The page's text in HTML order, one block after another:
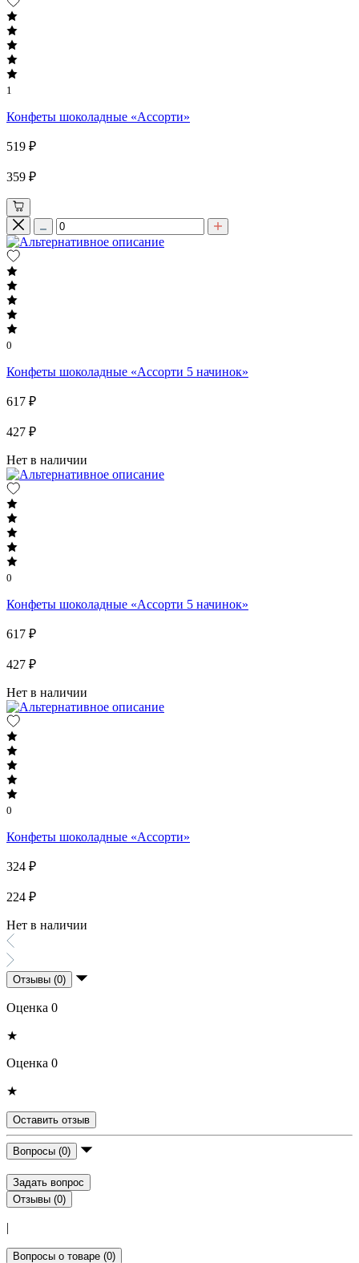
1
Конфеты шоколадные «Ассорти»
519 ₽
359 ₽
0
Конфеты шоколадные «Ассорти 5 начинок»
617 ₽
427 ₽
Нет в наличии
0
Конфеты шоколадные «Ассорти 5 начинок»
617 ₽
427 ₽
Нет в наличии
0
Конфеты шоколадные «Ассорти»
324 ₽
224 ₽
Нет в наличии
Отзывы (0)
Оценка 0
★
Оценка 0
★
Оставить отзыв
Вопросы (0)
Задать вопрос
Отзывы (0)
|
Вопросы о товаре (0)